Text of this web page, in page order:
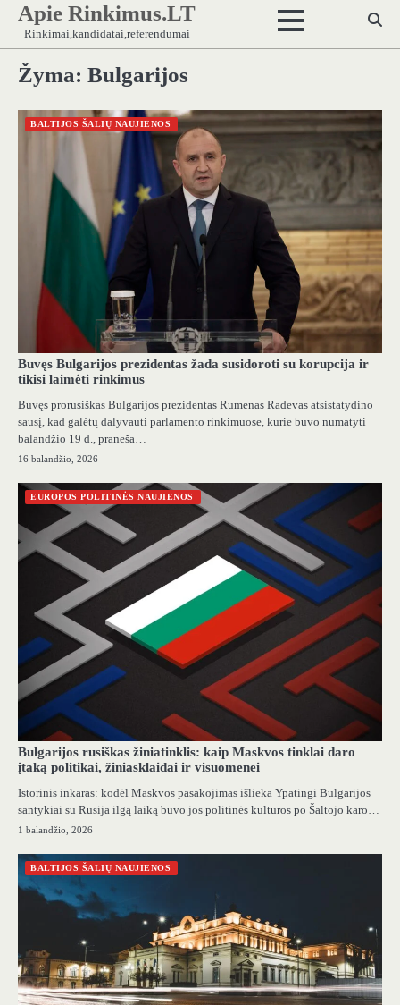
Skip
content
Apie Rinkimus.LT
Rinkimai,kandidatai,referendumai
Žyma: Bulgarijos
BALTIJOS ŠALIŲ NAUJIENOS
Buvęs Bulgarijos prezidentas žada susidoroti su korupcija ir
tikisi laimėti rinkimus
Buvęs prorusiškas Bulgarijos prezidentas Rumenas Radevas atsistatydino
sausį, kad galėtų dalyvauti parlamento rinkimuose, kurie buvo numatyti
balandžio 19 d., praneša…
16 balandžio, 2026
EUROPOS POLITINĖS NAUJIENOS
Bulgarijos rusiškas žiniatinklis: kaip Maskvos tinklai daro
įtaką politikai, žiniasklaidai ir visuomenei
Istorinis inkaras: kodėl Maskvos pasakojimas išlieka Ypatingi Bulgarijos
santykiai su Rusija ilgą laiką buvo jos politinės kultūros po Šaltojo karo…
1 balandžio, 2026
BALTIJOS ŠALIŲ NAUJIENOS